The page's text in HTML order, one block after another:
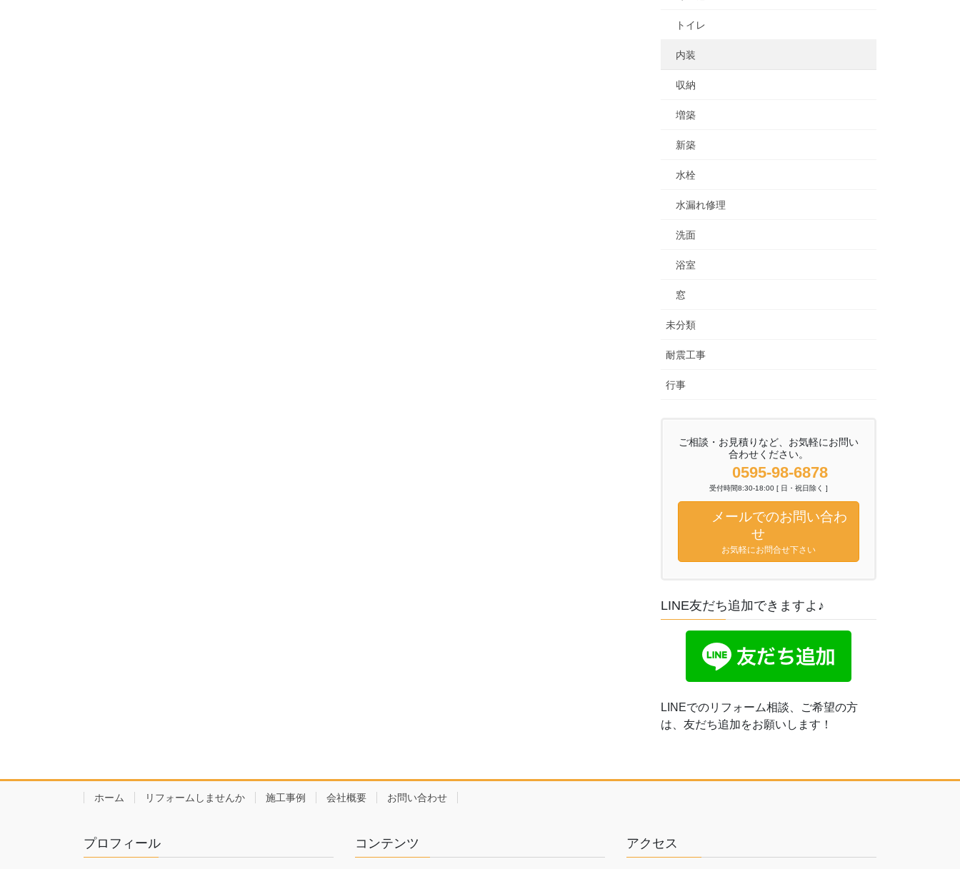
トイレ
内装
収納
増築
新築
水栓
水漏れ修理
洗面
浴室
窓
未分類
耐震工事
行事
ご相談・お見積りなど、お気軽にお問い
合わせください。
0595-98-6878
受付時間8:30-18:00 [ 日・祝日除く ]
メールでのお問い合わ
せ
お気軽にお問合せ下さい
LINE友だち追加できますよ♪
LINEでのリフォーム相談、ご希望の方
は、友だち追加をお願いします！
ホーム リフォームしませんか 施工事例 会社概要 お問い合わせ
プロフィール コンテンツ アクセス